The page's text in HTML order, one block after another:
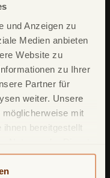
und Anzeigen zu
Medien anbieten
Website zu
zu Ihrer
Partner für
weiter. Unsere
mit
bereitgestellt
Informationen